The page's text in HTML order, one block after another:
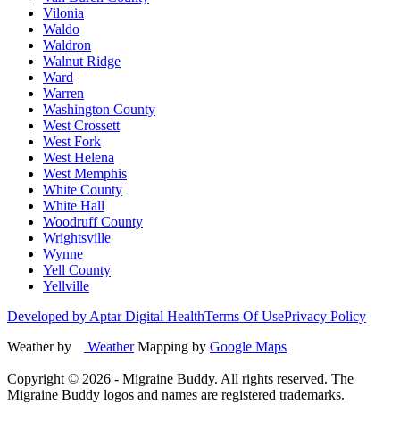
Vilonia
Waldo
Waldron
Walnut Ridge
Ward
Warren
Washington County
West Crossett
West Fork
West Helena
West Memphis
White County
White Hall
Woodruff County
Wrightsville
Wynne
Yell County
Yellville
Developed by Aptar Digital HealthTerms Of UsePrivacy Policy
Weather by
WeatherMapping by Google Maps
Copyright © 2026 - Migraine Buddy. All rights reserved. The
Migraine Buddy logos and names are registered trademarks.